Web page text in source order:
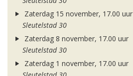
Zaterdag 15 november, 17.00 uur
Sleutelstad 30
Zaterdag 8 november, 17.00 uur
Sleutelstad 30
Zaterdag 1 november, 17.00 uur